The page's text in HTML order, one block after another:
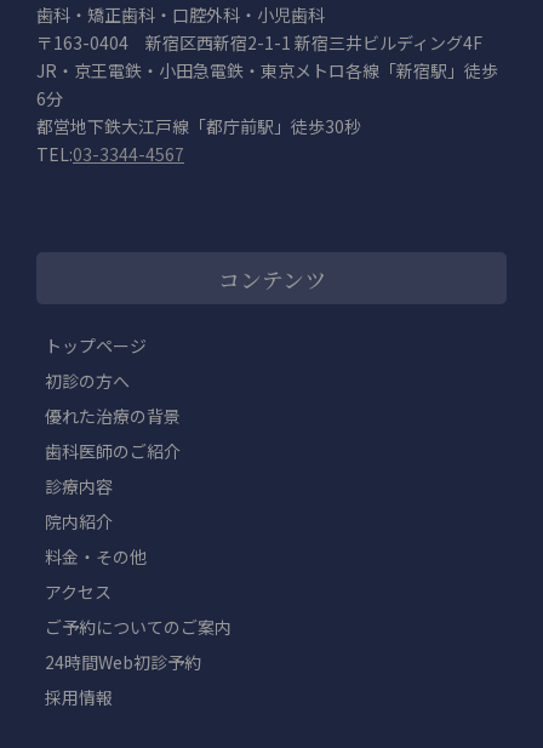
歯科・矯正歯科・口腔外科・小児歯科
〒163-0404 新宿区西新宿2-1-1 新宿三井ビルディング4F
JR・京王電鉄・小田急電鉄・東京メトロ各線「新宿駅」徒歩
6分
都営地下鉄大江戸線「都庁前駅」徒歩30秒
TEL:03-3344-4567
コンテンツ
トップページ
初診の方へ
優れた治療の背景
歯科医師のご紹介
診療内容
院内紹介
料金・その他
アクセス
ご予約についてのご案内
24時間Web初診予約
採用情報